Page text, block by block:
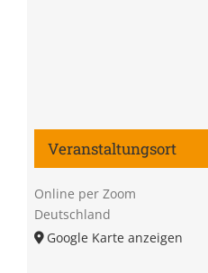
Veranstaltungsort
Online per Zoom
Deutschland
Google Karte anzeigen